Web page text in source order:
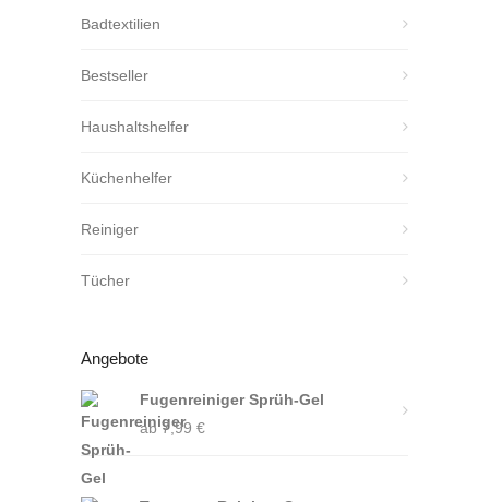
Badtextilien
Bestseller
Haushaltshelfer
Küchenhelfer
Reiniger
Tücher
Angebote
Fugenreiniger Sprüh-Gel
ab7,99 €